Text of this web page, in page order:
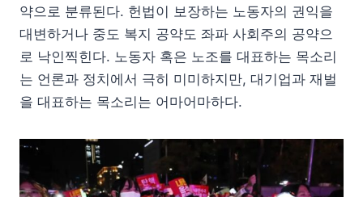
약으로 분류된다. 헌법이 보장하는 노동자의 권익을
대변하거나 중도 복지 공약도 좌파 사회주의 공약으
로 낙인찍힌다. 노동자 혹은 노조를 대표하는 목소리
는 언론과 정치에서 극히 미미하지만, 대기업과 재벌
을 대표하는 목소리는 어마어마하다.